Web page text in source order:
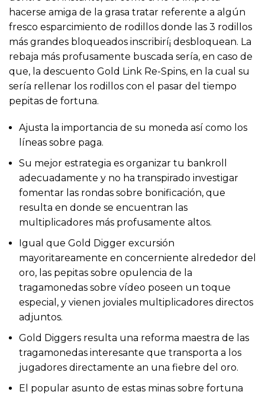
hacerse amiga de la grasa tratar referente a algún
fresco esparcimiento de rodillos donde las 3 rodillos
más grandes bloqueados inscribirí¡ desbloquean. La
rebaja más profusamente buscada serí­a, en caso de
que, la descuento Gold Link Re-Spins, en la cual su
serí­a rellenar los rodillos con el pasar del tiempo
pepitas de fortuna.
Ajusta la importancia de su moneda así­ como los
líneas sobre paga.
Su mejor estrategia es organizar tu bankroll
adecuadamente y no ha transpirado investigar
fomentar las rondas sobre bonificación, que
resulta en donde se encuentran las
multiplicadores más profusamente altos.
Igual que Gold Digger excursión
mayoritareamente en concerniente alrededor del
oro, las pepitas sobre opulencia de la
tragamonedas sobre vídeo poseen un toque
especial, y vienen joviales multiplicadores directos
adjuntos.
Gold Diggers resulta una reforma maestra de las
tragamonedas interesante que transporta a los
jugadores directamente an una fiebre del oro.
El popular asunto de estas minas sobre fortuna